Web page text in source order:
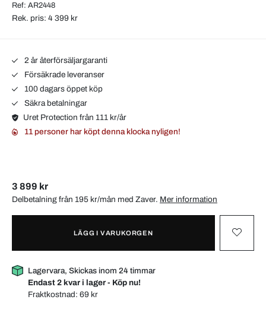
Ref: AR2448
Rek. pris: 4 399 kr
2 år återförsäljargaranti
Försäkrade leveranser
100 dagars öppet köp
Säkra betalningar
Uret Protection från 111 kr/år
11 personer har köpt denna klocka nyligen!
3 899 kr
Delbetalning från 195 kr/mån med Zaver. Mer information
LÄGG I VARUKORGEN
Lagervara, Skickas inom 24 timmar
Endast 2 kvar i lager - Köp nu!
Fraktkostnad:69 kr